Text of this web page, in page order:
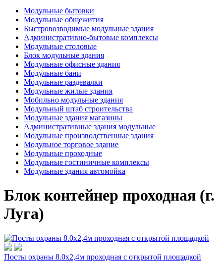
Модульные бытовки
Модульные общежития
Быстровозводимые модульные здания
Административно-бытовые комплексы
Модульные столовые
Блок модульные здания
Модульные офисные здания
Модульные бани
Модульные раздевалки
Модульные жилые здания
Мобильно модульные здания
Модульный штаб строительства
Модульные здания магазины
Административные здания модульные
Модульные производственные здания
Модульное торговое здание
Модульные проходные
Модульные гостиничные комплексы
Модульные здания автомойка
Блок контейнер проходная (г.
Луга)
Посты охраны 8.0х2,4м проходная с открытой площадкой